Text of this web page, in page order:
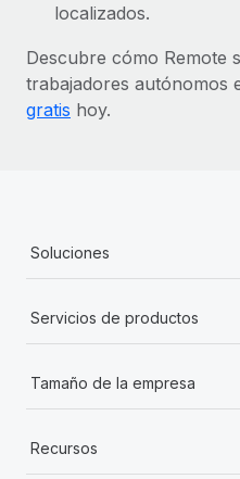
localizados.
Descubre cómo Remote
trabajadores autónomos
gratis hoy.
Soluciones
Servicios de productos
Tamaño de la empresa
Recursos